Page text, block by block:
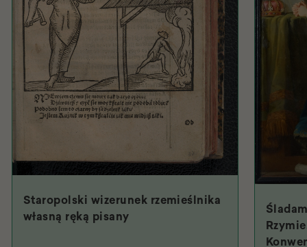
Staropolski wizerunek rzemieślnika
własną ręką pisany